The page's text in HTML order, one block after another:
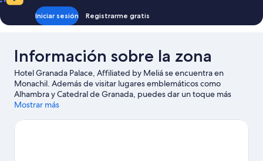
Iniciar sesión Registrarme gratis
Información sobre la zona
Hotel Granada Palace, Affiliated by Meliá se encuentra en
Monachil. Además de visitar lugares emblemáticos como
Alhambra y Catedral de Granada, puedes dar un toque más
activo a tus vacaciones en Estación de esquí de Sierra Nevada.
apetece disfrutar de un evento especial, consulta el calendario
Mostrar más